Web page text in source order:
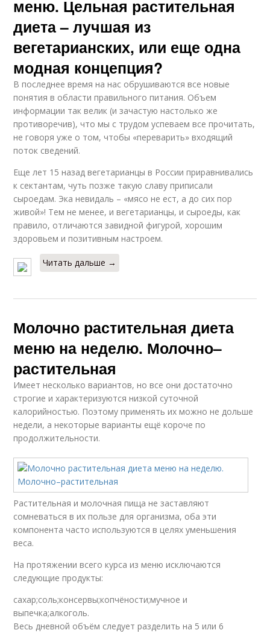
меню. Цельная растительная
диета – лучшая из
вегетарианских, или еще одна
модная концепция?
В последнее время на нас обрушиваются все новые
понятия в области правильного питания. Объем
информации так велик (и зачастую настолько же
противоречив), что мы с трудом успеваем все прочитать,
не говоря уже о том, чтобы «переварить» входящий
поток сведений.
Еще лет 15 назад вегетарианцы в России приравнивались
к сектантам, чуть позже такую славу приписали
сыроедам. Эка невидаль – «мясо не ест, а до сих пор
живой»! Тем не менее, и вегетарианцы, и сыроеды, как
правило, отличаются завидной фигурой, хорошим
здоровьем и позитивным настроем.
Читать дальше →
Молочно растительная диета
меню на неделю. Молочно–
растительная
Имеет несколько вариантов, но все они достаточно
строгие и характеризуются низкой суточной
калорийностью. Поэтому применять их можно не дольше
недели, а некоторые варианты ещё короче по
продолжительности.
Растительная и молочная пища не заставляют
сомневаться в их пользе для организма, оба эти
компонента часто используются в целях уменьшения
веса.
На протяжении всего курса из меню исключаются
следующие продукты:
сахар;соль;консервы;копчёности;мучное и
выпечка;алкоголь.
Весь дневной объём следует разделить на 5 или 6